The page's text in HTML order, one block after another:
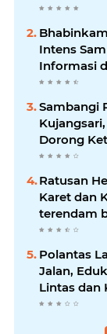
tempat-
wilayah
Intens
Informasi
Lingkungan
Sambangi
Dorong
Keamanan
Ratusan
Karet dan
terendam
Polantas
Jalan,
Lintas dan
Berkendara